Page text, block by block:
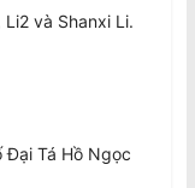
Li2 và Shanxi Li.
Đại Tá Hồ Ngọc